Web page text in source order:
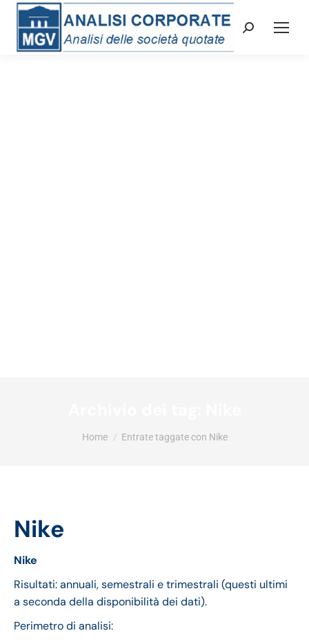
Cerca:
Tu sei qui:
Home Entrate taggate con Nike
Nike
Nike
Risultati: annuali, semestrali e trimestrali (questi ultimi
a seconda della disponibilità dei dati).
Perimetro di analisi: